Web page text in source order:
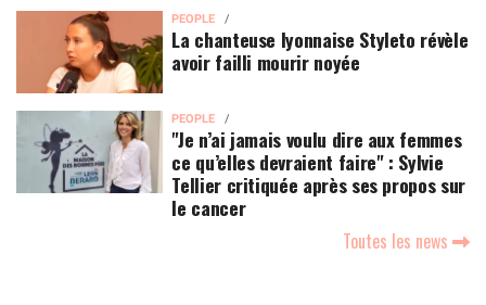
PEOPLE
La chanteuse lyonnaise Styleto révèle
avoir failli mourir noyée
PEOPLE
"Je n’ai jamais voulu dire aux femmes
ce qu’elles devraient faire" : Sylvie
Tellier critiquée après ses propos sur
le cancer
Toutes les news